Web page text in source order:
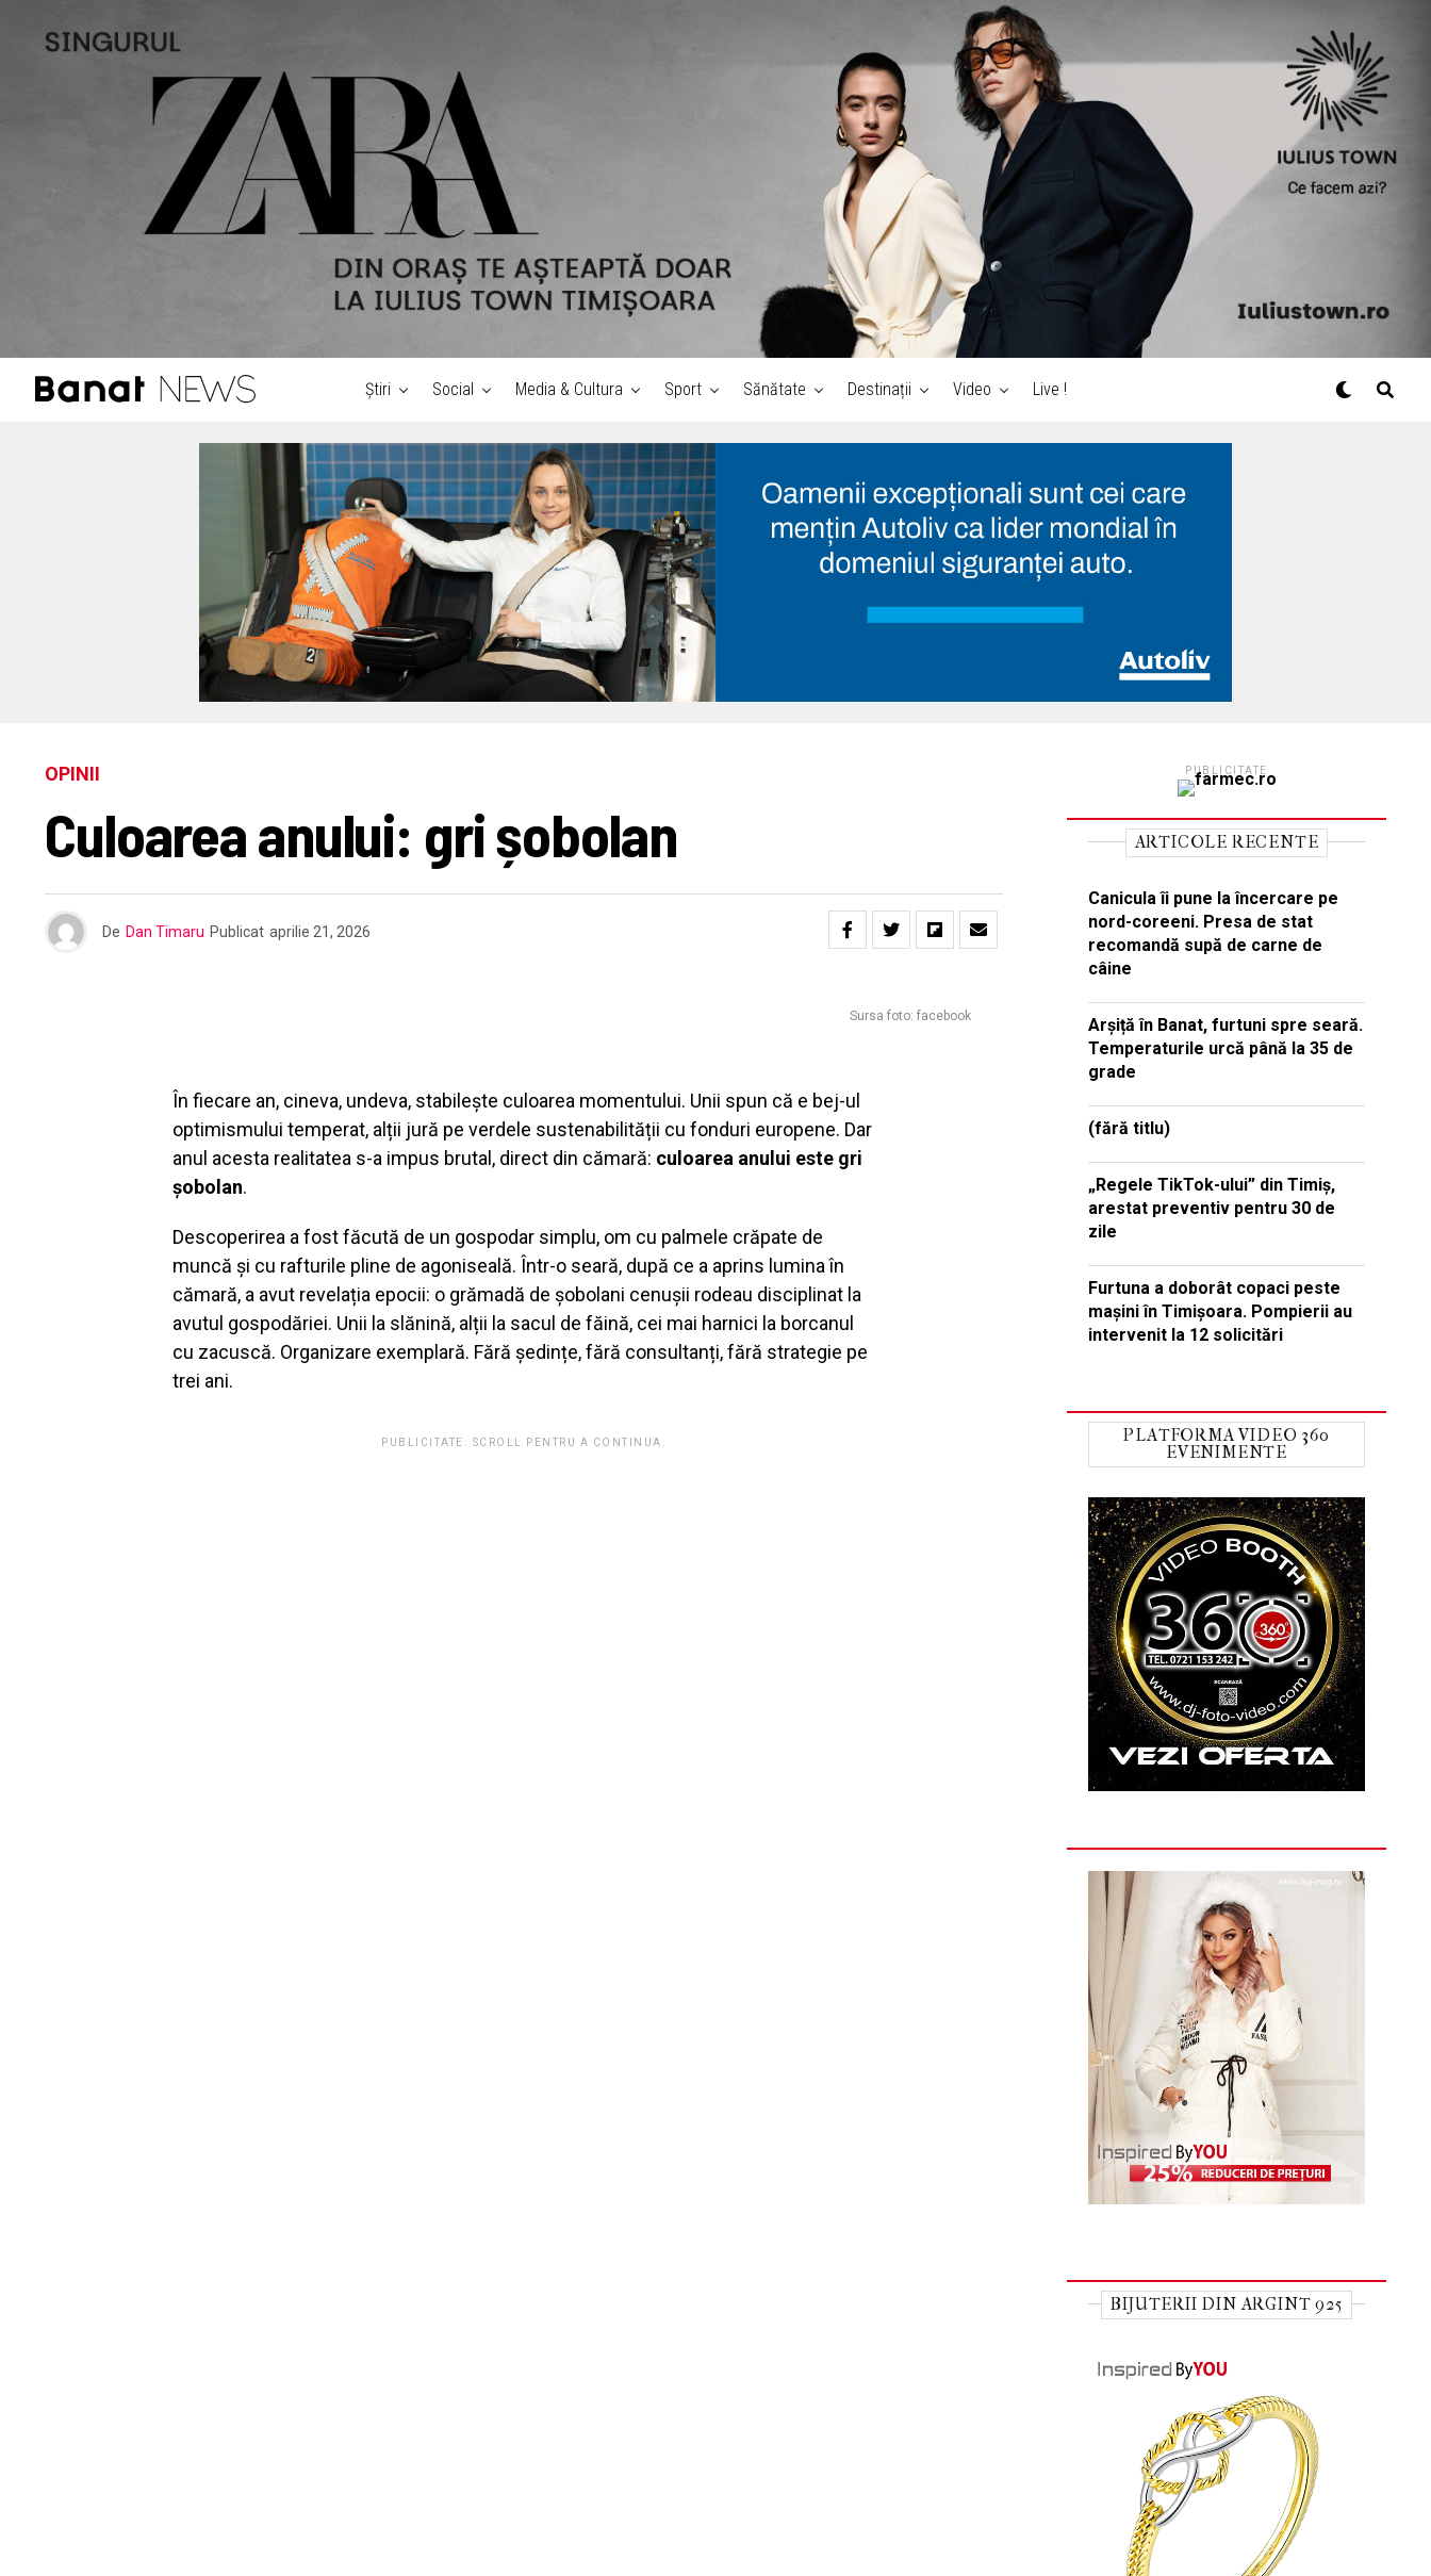
Știri Social Media & Cultura Sport Sănătate Destinații Video Live !
OPINII
Culoarea anului: gri șobolan
De Dan Timaru Publicat aprilie 21, 2026
Sursa foto: facebook
În fiecare an, cineva, undeva, stabilește culoarea momentului. Unii spun că e bej-ul
optimismului temperat, alții jură pe verdele sustenabilității cu fonduri europene. Dar
anul acesta realitatea s-a impus brutal, direct din cămară: culoarea anului este gri
șobolan.
Descoperirea a fost făcută de un gospodar simplu, om cu palmele crăpate de
muncă și cu rafturile pline de agoniseală. Într-o seară, după ce a aprins lumina în
cămară, a avut revelația epocii: o grămadă de șobolani cenușii rodeau disciplinat la
avutul gospodăriei. Unii la slănină, alții la sacul de făină, cei mai harnici la borcanul
cu zacuscă. Organizare exemplară. Fără ședințe, fără consultanți, fără strategie pe
trei ani.
PUBLICITATE. SCROLL PENTRU A CONTINUA.
PUBLICITATE
ARTICOLE RECENTE
Canicula îi pune la încercare pe
nord-coreeni. Presa de stat
recomandă supă de carne de
câine
Arșiță în Banat, furtuni spre seară.
Temperaturile urcă până la 35 de
grade
(fără titlu)
„Regele TikTok-ului” din Timiș,
arestat preventiv pentru 30 de
zile
Furtuna a doborât copaci peste
mașini în Timișoara. Pompierii au
intervenit la 12 solicitări
PLATFORMA VIDEO 360
EVENIMENTE
BIJUTERII DIN ARGINT 925